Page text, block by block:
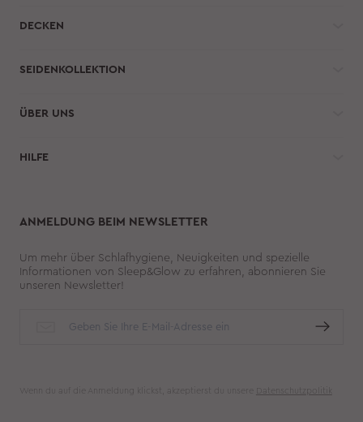
DECKEN
SEIDENKOLLEKTION
ÜBER UNS
HILFE
ANMELDUNG BEIM NEWSLETTER
Um mehr über Schlafhygiene, Neuigkeiten und spezielle
Informationen von Sleep&Glow zu erfahren, abonnieren Sie
unseren Newsletter!
Wenn du auf die Anmeldung klickst, akzeptierst du unsere Datenschutzpolitik